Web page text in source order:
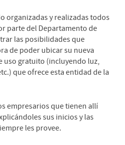
organizadas y realizadas todos
parte del Departamento de
las posibilidades que
de poder ubicar su nueva
uso gratuito (incluyendo luz,
que ofrece esta entidad de la
empresarios que tienen allí
sus inicios y las
les provee.